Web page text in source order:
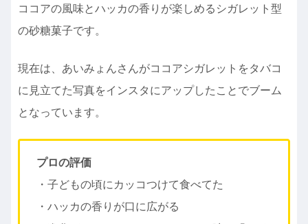
ココアの風味とハッカの香りが楽しめるシガレット型
の砂糖菓子です。
現在は、あいみょんさんがココアシガレットをタバコ
に見立てた写真をインスタにアップしたことでブーム
となっています。
プロの評価
・子どもの頃にカッコつけて食べてた
・ハッカの香りが口に広がる